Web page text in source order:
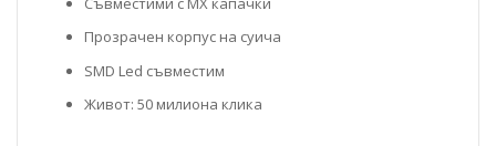
Прозрачен корпус на суича
SMD Led съвместим
Живот: 50 милиона клика